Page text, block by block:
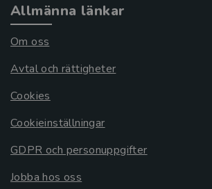
Allmänna länkar
Om oss
Avtal och rättigheter
Cookies
Cookieinställningar
GDPR och personuppgifter
Jobba hos oss